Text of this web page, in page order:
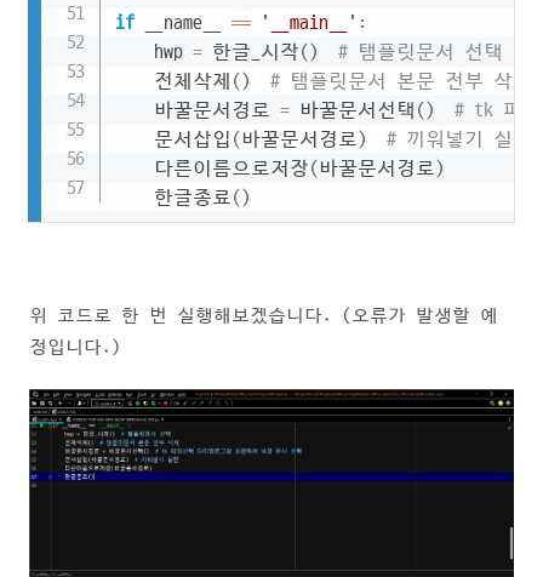
if __name__ == '__main__' :
    hwp
= 한글_시작()
# 탬플릿문서 선택
    전체삭제
()
# 탬플릿문서 본문 전부 삭제
    바꿀문서경로
= 바꿀문서선택 ()
# tk 파일
    문서삽입
(바꿀문서경로)
# 끼워넣기 실행
    다른이름으로저장
(바꿀문서경로)
    한글종료
()
위 코드로 한 번 실행해보겠습니다. (오류가 발생할 예
정입니다.)